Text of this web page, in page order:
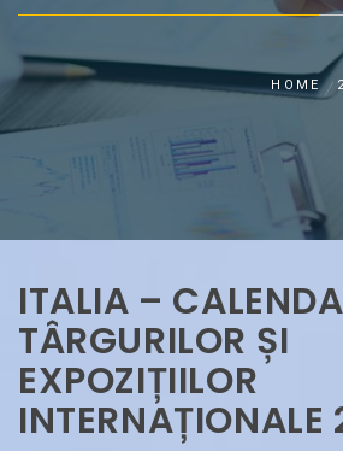
HOME
ITALIA –
TÂRGURILOR ȘI
EXPOZIȚIILOR
INTERNAȚIONALE